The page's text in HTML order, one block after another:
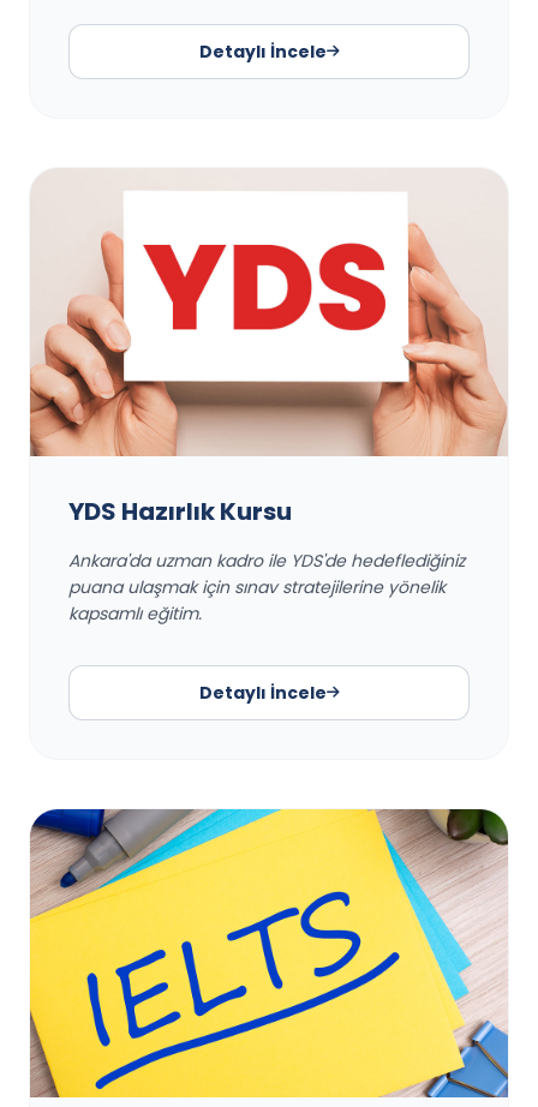
Detaylı İncele
YDS Hazırlık Kursu
Ankara'da uzman kadro ile YDS'de hedeflediğiniz
puana ulaşmak için sınav stratejilerine yönelik
kapsamlı eğitim.
Detaylı İncele